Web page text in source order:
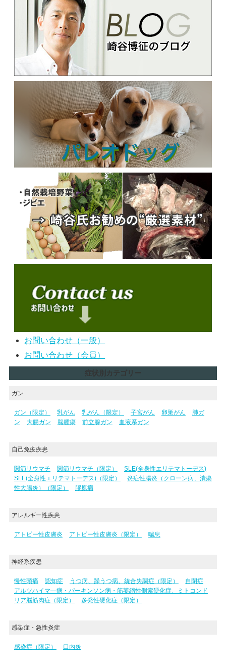
お問い合わせ（一般）
お問い合わせ（会員）
症状別カテゴリー
ガン
ガン（限定） 乳がん 乳がん（限定） 子宮がん 卵巣がん
肺ガ
ン
大腸ガン 脳腫瘍 前立腺ガン 血液系ガン
自己免疫疾患
関節リウマチ 関節リウマチ（限定）
SLE(全身性エリテマトーデス)
SLE(全身性エリテマトーデス)（限定）
炎症性腸炎（クローン病、潰瘍
性大腸炎）（限定）
膠原病
アレルギー性疾患
アトピー性皮膚炎 アトピー性皮膚炎（限定） 喘息
神経系疾患
慢性頭痛 認知症 うつ病、躁うつ病、統合失調症（限定）
自閉症
アルツハイマ―病・パーキンソン病・筋萎縮性側索硬化症、ミトコンド
リア脳筋肉症（限定）
多発性硬化症（限定）
感染症・急性炎症
感染症（限定） 口内炎